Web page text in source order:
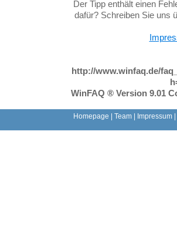
Der Tipp enthält einen
dafür? Schreiben Sie uns
http://www.winfaq.de/
WinFAQ ® Version 9.01
Homepage Team| Impressum|